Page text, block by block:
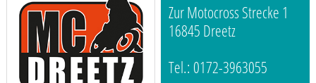
Zur Motocross Strecke 1
16845 Dreetz
Tel.: 0172-3963055